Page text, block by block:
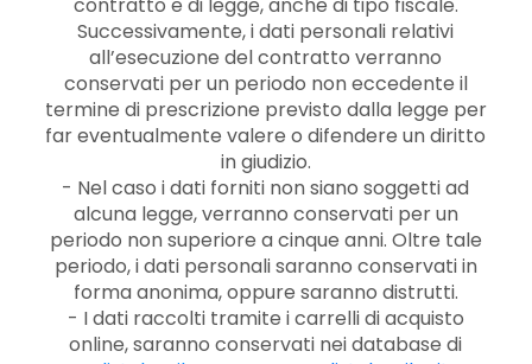
contratto e di legge, anche di tipo fiscale.
Successivamente, i dati personali relativi
all’esecuzione del contratto verranno
conservati per un periodo non eccedente il
termine di prescrizione previsto dalla legge per
far eventualmente valere o difendere un diritto
in giudizio.
- Nel caso i dati forniti non siano soggetti ad
alcuna legge, verranno conservati per un
periodo non superiore a cinque anni. Oltre tale
periodo, i dati personali saranno conservati in
forma anonima, oppure saranno distrutti.
- I dati raccolti tramite i carrelli di acquisto
online, saranno conservati nei database di